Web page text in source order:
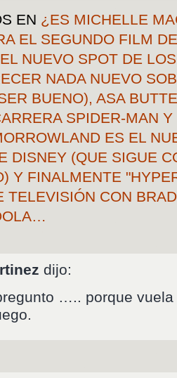
EN ¿ES MICHELLE
EL SEGUNDO FILM
NUEVO SPOT DE
NADA NUEVO
BUENO), ASA
SPIDER-MAN
ES EL
DISNEY (QUE SIGUE
Y FINALMENTE
TELEVISIÓN CON
dijo:
….. porque